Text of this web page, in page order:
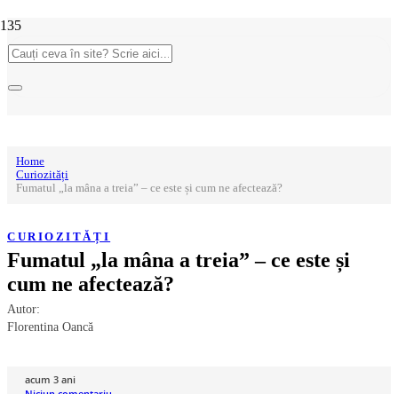
Home
Curiozități
Fumatul „la mâna a treia” – ce este și cum ne afectează?
CURIOZITĂȚI
Fumatul „la mâna a treia” – ce este și
cum ne afectează?
Autor:
Florentina Oancă
acum 3 ani